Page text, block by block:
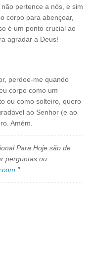
pertence a nós, e sim
corpo para abençoar,
é um ponto crucial ao
agradar a Deus!
perdoe-me quando
corpo como um
ou como solteiro, quero
ao Senhor (e ao
Amém.
Para Hoje são de
perguntas ou
."